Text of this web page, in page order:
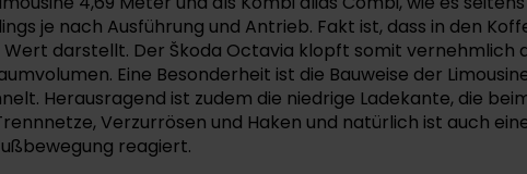
je nach Ausführung und Antrieb. Fakt ist, dass in den
darstellt. Der Škoda Octavia klopft somit vernehmlich
Eine Besonderheit ist die Bauweise der
Herausragend ist zudem die niedrige Ladekante, die
Verzurrösen und Haken und natürlich ist auch
reagiert.